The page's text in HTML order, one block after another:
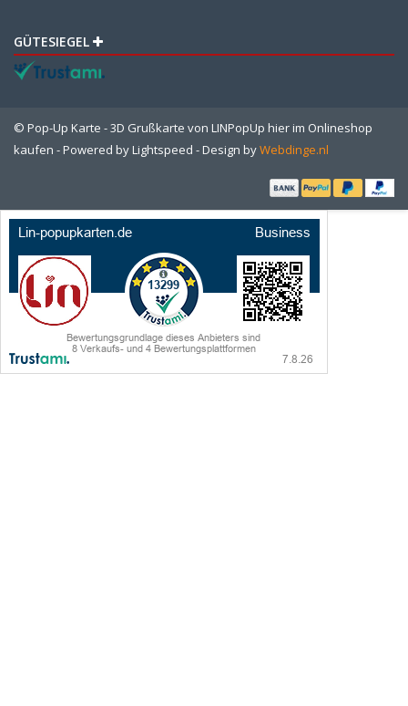
GÜTESIEGEL
© Pop-Up Karte - 3D Grußkarte von LINPopUp hier im Onlineshop
kaufen - Powered byLightspeed - Design byWebdinge.nl